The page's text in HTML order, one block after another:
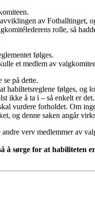
av Fotballtinget,
rolle, så
følges.
et medlem av
på dette.
habiltetsreglene følges,
ikke å ta i – så enkelt er
vurdere forholdet. Om
og denne saken angår
verv medlemmer av
å sørge for at habiliteten